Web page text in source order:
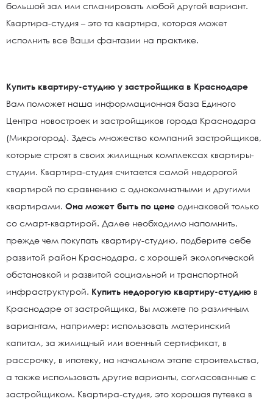
большой зал или спланировать любой другой вариант.
Квартира-студия – это та квартира, которая может
исполнить все Ваши фантазии на практике.
Купить квартиру-студию у застройщика в Краснодаре
Вам поможет наша информационная база Единого
Центра новостроек и застройщиков города Краснодара
(Микрогород). Здесь множество компаний застройщиков,
которые строят в своих жилищных комплексах квартиры-
студии. Квартира-студия считается самой недорогой
квартирой по сравнению с однокомнатными и другими
квартирами. Она может быть по цене одинаковой только
со смарт-квартирой. Далее необходимо напомнить,
прежде чем покупать квартиру-студию, подберите себе
развитой район Краснодара, с хорошей экологической
обстановкой и развитой социальной и транспортной
инфраструктурой. Купить недорогую квартиру-студию в
Краснодаре от застройщика, Вы можете по различным
вариантам, например: использовать материнский
капитал, за жилищный или военный сертификат, в
рассрочку, в ипотеку, на начальном этапе строительства,
а также использовать другие варианты, согласованные с
застройщиком. Квартира-студия, это хорошая путевка в